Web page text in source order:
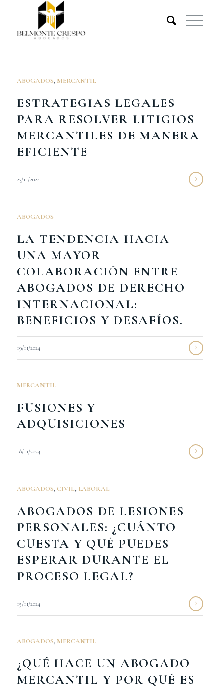
ABOGADOS, MERCANTIL
ESTRATEGIAS LEGALES
PARA RESOLVER LITIGIOS
MERCANTILES DE MANERA
EFICIENTE
23/11/2024
ABOGADOS
LA TENDENCIA HACIA
UNA MAYOR
COLABORACIÓN ENTRE
ABOGADOS DE DERECHO
INTERNACIONAL:
BENEFICIOS Y DESAFÍOS.
19/11/2024
MERCANTIL
FUSIONES Y
ADQUISICIONES
18/11/2024
ABOGADOS, CIVIL, LABORAL
ABOGADOS DE LESIONES
PERSONALES: ¿CUÁNTO
CUESTA Y QUÉ PUEDES
ESPERAR DURANTE EL
PROCESO LEGAL?
15/11/2024
ABOGADOS, MERCANTIL
¿QUÉ HACE UN ABOGADO
MERCANTIL Y POR QUÉ ES